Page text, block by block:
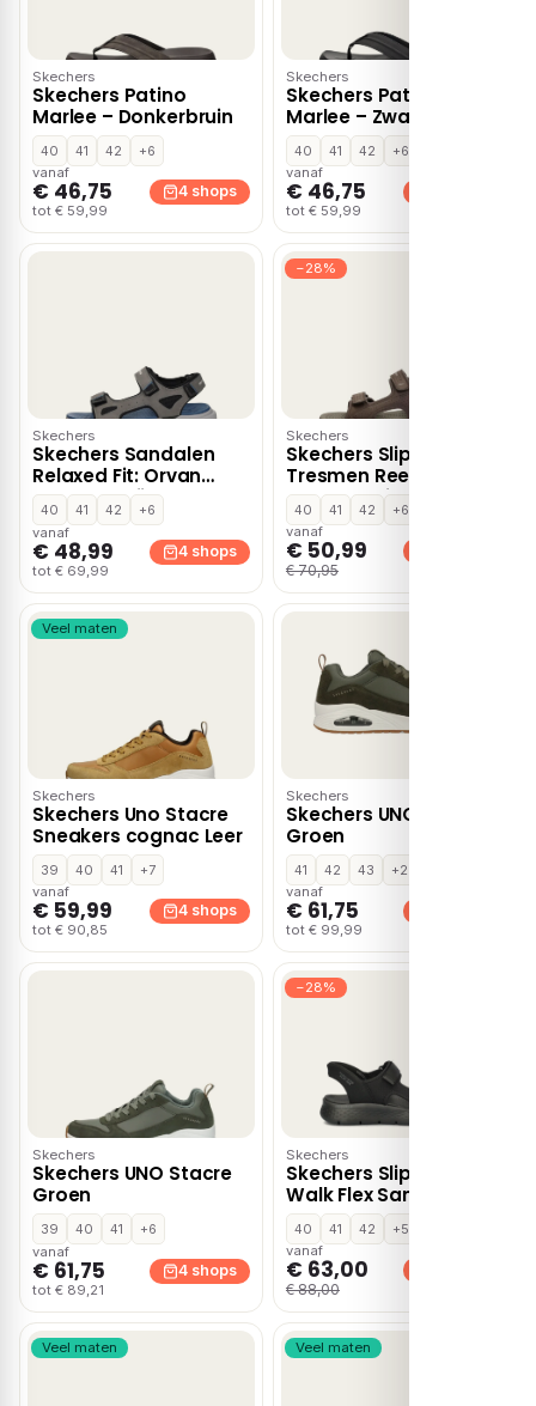
Skechers
Skechers Patino
Marlee – Donkerbruin
40 41 42
+6
vanaf
€ 46,75
tot € 59,99
4 shops
Skechers
Skechers Patino
Marlee – Zwart
40 41 42
+6
vanaf
€ 46,75
tot € 59,99
Skechers
Skechers Sandalen
Relaxed Fit: Orvan
Gamble Grijs
40 41 42
+6
vanaf
€ 48,99
tot € 69,99
4 shops
−28%
Skechers
Skechers Slip-ins:
Tresmen Reece –
Donkerbruin
40 41 42
+6
vanaf
€ 50,99
€ 70,95
Veel maten
Skechers
Skechers Uno Stacre
Sneakers cognac Leer
39 40 41
+7
vanaf
€ 59,99
tot € 90,85
4 shops
Skechers
Skechers UNO Stacre
Groen
41 42 43
+2
vanaf
€ 61,75
tot € 99,99
Skechers
Skechers UNO Stacre
Groen
39 40 41
+6
vanaf
€ 61,75
tot € 89,21
4 shops
−28%
Skechers
Skechers Slip-ins Go
Walk Flex Sandalen
zwart
40 41 42
+5
vanaf
€ 63,00
€ 88,00
Veel maten Veel maten